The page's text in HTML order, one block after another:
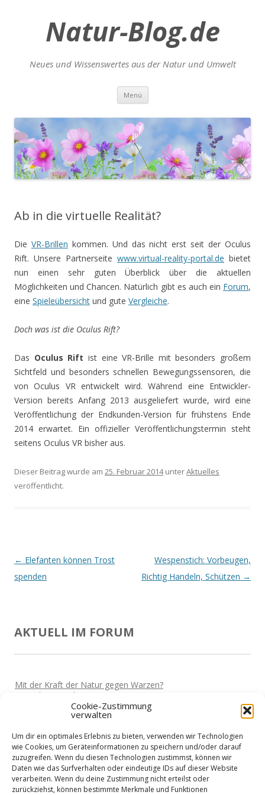
Cookie-Zustimmung
verwalten
Um dir ein optimales Erlebnis zu bieten, verwenden wir Technologien
wie Cookies, um Geräteinformationen zu speichern und/oder darauf
zuzugreifen. Wenn du diesen Technologien zustimmst, können wir
Daten wie das Surfverhalten oder eindeutige IDs auf dieser Website
verarbeiten. Wenn du deine Zustimmung nicht erteilst oder
zurückziehst, können bestimmte Merkmale und Funktionen
Natur-Blog.de
Neues und Wissenswertes aus der Natur und Umwelt
Menü Zum
springen
Ab in die virtuelle Realität?
Die VR-Brillen kommen. Und das nicht erst seit der Oculus
Rift. Unsere Partnerseite www.virtual-reality-portal.de bietet
nun einen sehr guten Überblick über die aktuellen
Möglichkeiten und Chancen. Natürlich gibt es auch ein Forum,
eine Spieleübersicht und gute Vergleiche.
Doch was ist die Oculus Rift?
Das Oculus Rift ist eine VR-Brille mit besonders großem
Sichtfeld und besonders schnellen Bewegungssensoren, die
von Oculus VR entwickelt wird. Während eine Entwickler-
Version bereits Anfang 2013 ausgeliefert wurde, wird eine
Veröffentlichung der Endkunden-Version für frühstens Ende
2014 erwartet. Ein offizieller Veröffentlichungstermin steht
seitens Oculus VR bisher aus.
Dieser Beitrag wurde am 25. Februar 2014unterAktuelles
veröffentlicht.
Beitrags-
Navigation
← Elefanten können Trost
spenden
Wespenstich: Vorbeugen,
Richtig Handeln, Schützen →
AKTUELL IM FORUM
Mit der Kraft der Natur gegen Warzen?
Miki Vor 5 Jahren
Darf man wieder reisen?
Home-Office und die Stromkosten
VonBasti Vor 5 Jahren
Wie sieht es mit Urlaub aus?
VonBastiVor 5 Jahren